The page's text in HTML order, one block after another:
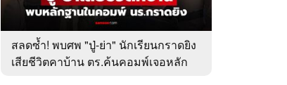
สลดซ้ำ! พบศพ "ปู่-ย่า" นักเรียนกราดยิง
เสียชีวิตคาบ้าน ตร.ค้นคอมพ์เจอหลัก